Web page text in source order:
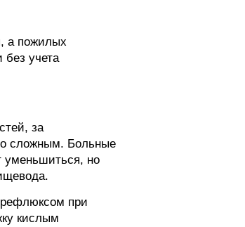
а пожилых
учета
за
сложным. Больные
уменьшиться, но
рефлюксом при
кислым